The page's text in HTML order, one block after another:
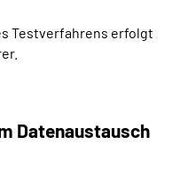
Testverfahrens erfolgt
Datenaustausch